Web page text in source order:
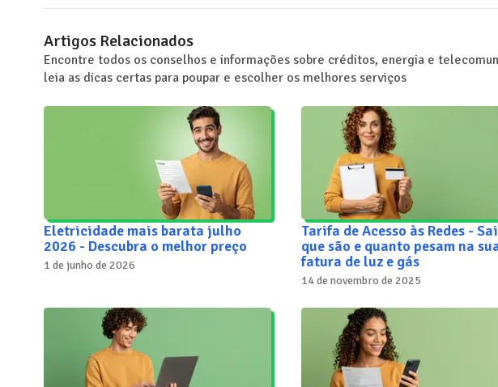
Artigos Relacionados
Encontre todos os conselhos e informações sobre créditos, energia e
leia as dicas certas para poupar e escolher os melhores serviços
Eletricidade mais barata julho
2026 - Descubra o melhor preço
1 de junho de 2026
Tarifa de Acesso às Redes -
que são e quanto pesam na
fatura de luz e gás
14 de novembro de 2025